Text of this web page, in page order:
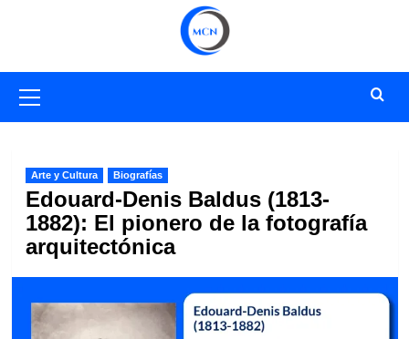
primario
Arte y Cultura Biografías
Edouard-Denis Baldus (1813-
1882): El pionero de la fotografía
arquitectónica